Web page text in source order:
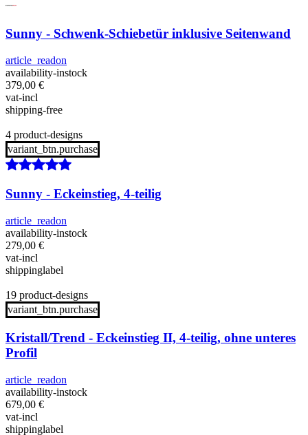
Sunny - Schwenk-Schiebetür inklusive Seitenwand
article_readon
availability-instock
379,00 €
vat-incl
shipping-free
4 product-designs
variant_btn.purchase
Sunny - Eckeinstieg, 4-teilig
article_readon
availability-instock
279,00 €
vat-incl
shippinglabel
19 product-designs
variant_btn.purchase
Kristall/Trend - Eckeinstieg II, 4-teilig, ohne unteres
Profil
article_readon
availability-instock
679,00 €
vat-incl
shippinglabel